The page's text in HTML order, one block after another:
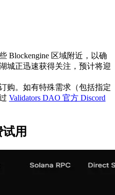
Blockengine 区域附近，以确
城正迅速获得关注，预计将迎
购。如有特殊需求（包括指定
Validators DAO 官方 Discord
用